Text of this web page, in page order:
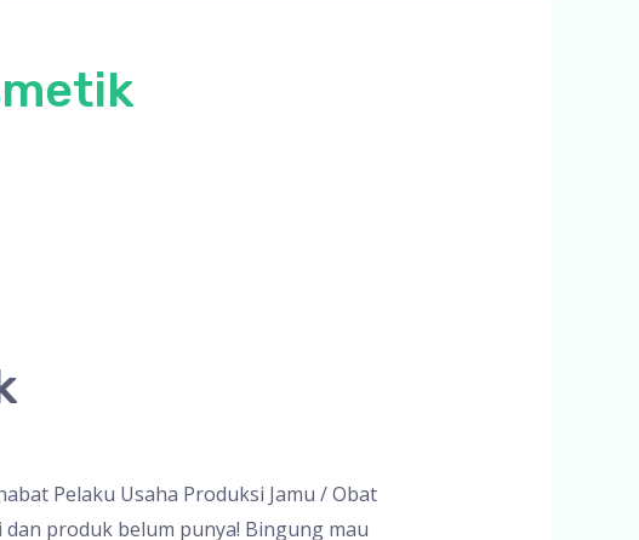
Pelaku Usaha Produksi Jamu / Obat
produk belum punya! Bingung mau